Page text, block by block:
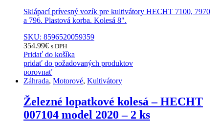
Sklápací prívesný vozík pre kultivátory HECHT 7100, 7970
a 796. Plastová korba. Kolesá 8".
SKU: 8596520059359
354.99€ s DPH
Pridať do košíka
pridať do požadovaných produktov
porovnať
Záhrada, Motorové, Kultivátory
Železné lopatkové kolesá – HECHT
007104 model 2020 – 2 ks